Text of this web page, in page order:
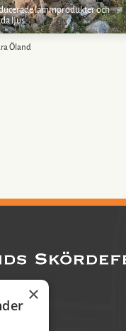
lammprodukter och
ljus.
Öland
×